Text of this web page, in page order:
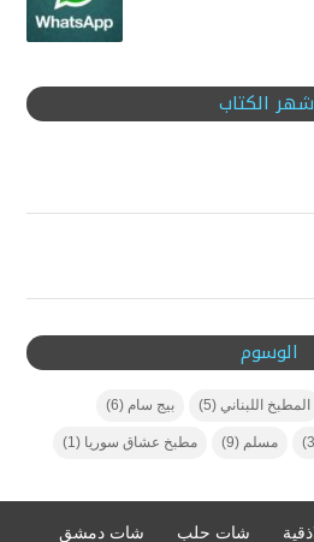
الكتاب
الوسوم
المطبخ اللبناني (5) بيج سام (6)
مسلم (9) مطبخ عشاق سوريا (1)
شات حلب شات دمشق